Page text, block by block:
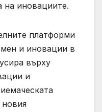
на иновациите.
платформи
и иновации в
върху
и
новия